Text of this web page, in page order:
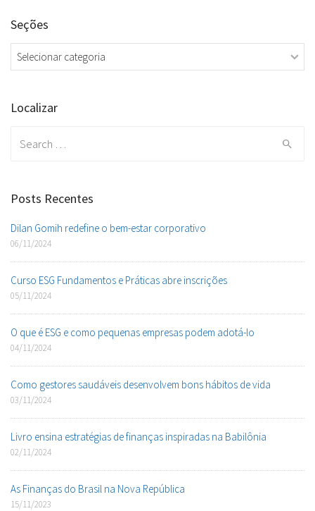
Seções
Seções
Localizar
Posts Recentes
Dilan Gomih redefine o bem-estar corporativo
06/11/2024
Curso ESG Fundamentos e Práticas abre inscrições
05/11/2024
O que é ESG e como pequenas empresas podem adotá-lo
04/11/2024
Como gestores saudáveis desenvolvem bons hábitos de vida
03/11/2024
Livro ensina estratégias de finanças inspiradas na Babilônia
02/11/2024
As Finanças do Brasil na Nova República
15/11/2023